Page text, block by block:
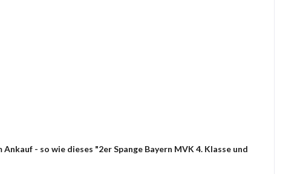
- so wie dieses "2er Spange Bayern MVK 4. Klasse und